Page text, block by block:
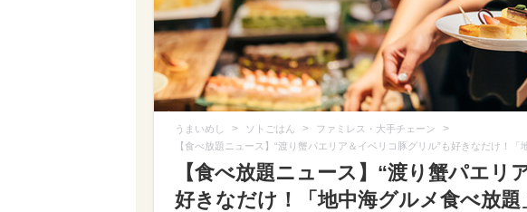
うまいめし > ソトごはん > ファミレス・大手チェーン >
【食べ放題ニュース】“渡り蟹パエリア＆イベリコ豚グリル”も好きなだけ！
【食べ放題ニュース】“渡り蟹パエリ
好きなだけ！「地中海グルメ食べ放